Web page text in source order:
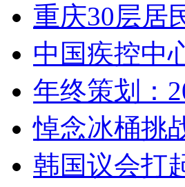
重庆30层
中国疾控中
年终策划：
悼念冰桶挑
韩国议会打